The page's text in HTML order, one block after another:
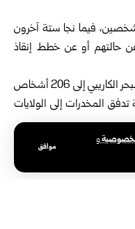
و
موافق
فيما نجا ستة آخرون
حالتهم أو عن خطط إنقاذ
وارتفع عدد قتلى العمليات الأمريكية في البحر الكاريبي إلى 206 أشخاص
المخدرات إلى الولايات